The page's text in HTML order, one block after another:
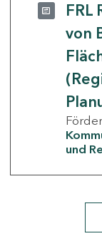
FRL
von
und